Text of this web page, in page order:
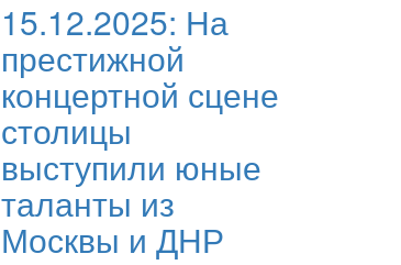
15.12.2025: На
престижной
концертной сцене
столицы
выступили юные
таланты из
Москвы и ДНР